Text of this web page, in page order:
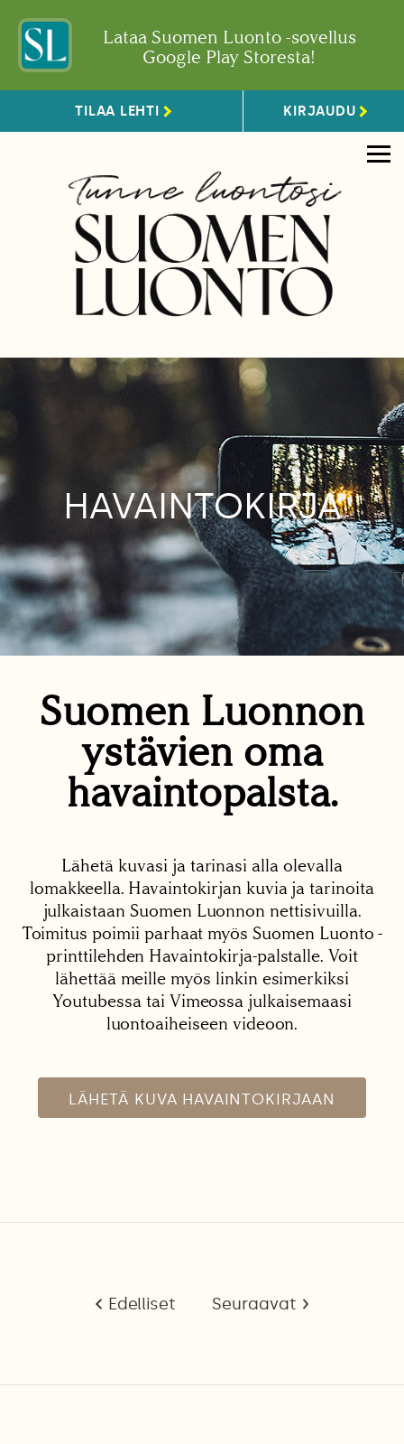
Lataa Suomen Luonto -sovellus
Google Play Storesta!
TILAA LEHTI KIRJAUDU
HAVAINTOKIRJA
Suomen Luonnon
ystävien oma
havaintopalsta.
Lähetä kuvasi ja tarinasi alla olevalla
lomakkeella. Havaintokirjan kuvia ja tarinoita
julkaistaan Suomen Luonnon nettisivuilla.
Toimitus poimii parhaat myös Suomen Luonto -
printtilehden Havaintokirja-palstalle. Voit
lähettää meille myös linkin esimerkiksi
Youtubessa tai Vimeossa julkaisemaasi
luontoaiheiseen videoon.
LÄHETÄ KUVA HAVAINTOKIRJAAN
Edelliset Seuraavat